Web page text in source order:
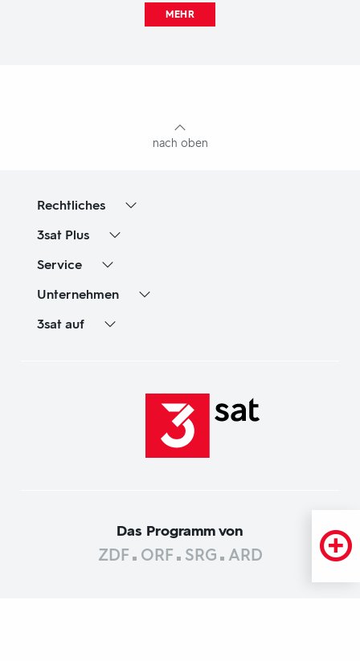
MEHR
nach oben
Rechtliches
3sat Plus
Service
Unternehmen
3sat auf
Das Programm von
ZDF ORF SRG ARD